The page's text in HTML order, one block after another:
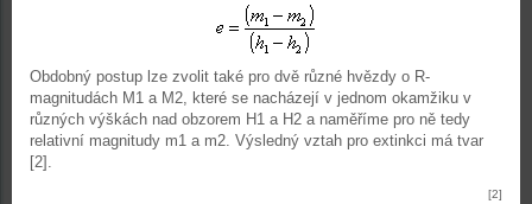
Obdobný postup lze zvolit také pro dvě různé hvězdy o R-
magnitudách M1 a M2, které se nacházejí v jednom okamžiku v
různých výškách nad obzorem H1 a H2 a naměříme pro ně tedy
relativní magnitudy m1 a m2. Výsledný vztah pro extinkci má tvar
[2].
[2]